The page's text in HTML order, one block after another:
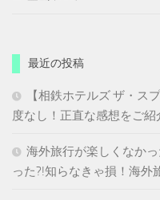
最近の投稿
【相鉄ホテルズ ザ・ス
度なし！正直な感想をご紹
海外旅行が楽しくなか
った?!知らなきゃ損！海外